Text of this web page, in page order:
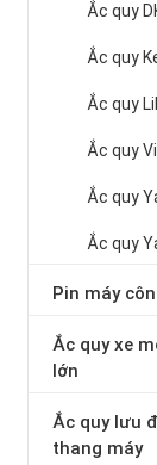
Ắc quy
Ắc quy
Ắc quy
Ắc quy
Ắc quy
Ắc quy
Pin máy
Ắc quy xe
lớn
Ắc quy lưu
thang máy